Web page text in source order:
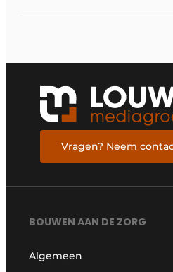
Vragen? Neem
BOUWEN AAN DE ZORG
Algemeen